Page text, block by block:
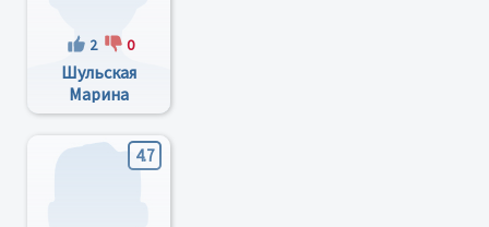
2 0
Шульская
Марина
Вадимовна
4.7